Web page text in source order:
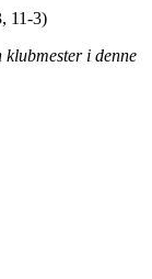
11-3)
i denne